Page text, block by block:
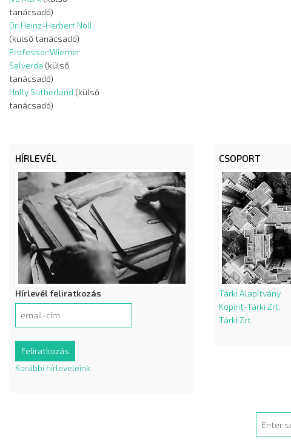
tanácsadó)
Dr. Heinz-Herbert Noll
(külső tanácsadó)
Professor Wiemer
Salverda (külső
tanácsadó)
Holly Sutherland (külső
tanácsadó)
HÍRLEVÉL
Hírlevél feliratkozás
Korábbi hírleveleink
CSOPORT
Tárki Alapítvány
Kopint-Tárki Zrt.
Tárki Zrt.